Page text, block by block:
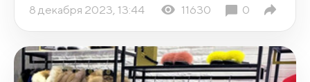
8 декабря 2023, 13:44 11630 0